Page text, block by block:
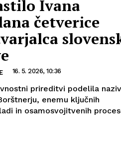
Ivana
četverice
16. 5. 2026, 10:36
prireditvi podelila naziv
enemu ključnih
in osamosvojitvenih